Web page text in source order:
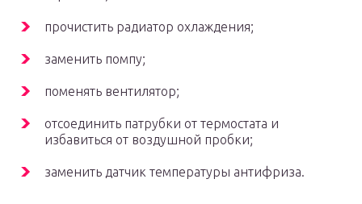
прочистить радиатор охлаждения;
заменить помпу;
поменять вентилятор;
отсоединить патрубки от термостата и
избавиться от воздушной пробки;
заменить датчик температуры антифриза.